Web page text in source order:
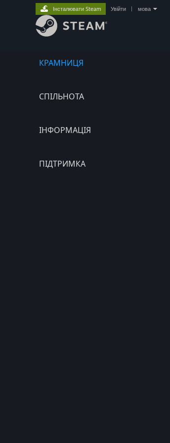
КРАМНИЦЯ
СПІЛЬНОТА
ІНФОРМАЦІЯ
ПІДТРИМКА
Інсталювати Steam Увійти мова